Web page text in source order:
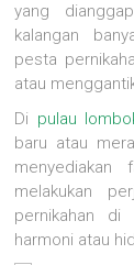
yang
kalangan
pesta
atau
Di pulau
baru atau
melakukan
pernikahan
harmoni atau